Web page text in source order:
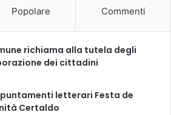
Popolare Commenti
richiama alla tutela degli
dei cittadini
letterari Festa de
Certaldo